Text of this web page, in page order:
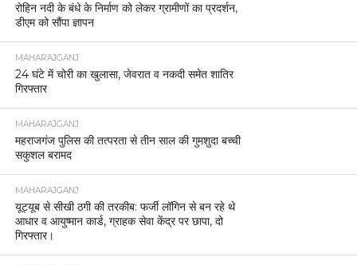
रोहिन नदी के बंधे के निर्माण को लेकर ग्रामीणों का प्रदर्शन,
डीएम को सौंपा ज्ञापन
MAHARAJGANJ
24 घंटे में चोरी का खुलासा, जेवरात व नकदी समेत शातिर
गिरफ्तार
MAHARAJGANJ
महराजगंज पुलिस की तत्परता से तीन साल की गुमशुदा बच्ची
सकुशल बरामद
MAHARAJGANJ
यूट्यूब से सीखी ठगी की तरकीब: फर्जी लॉगिन से बन रहे थे
आधार व आयुष्मान कार्ड, ग्राहक सेवा केंद्र पर छापा, दो
गिरफ्तार।